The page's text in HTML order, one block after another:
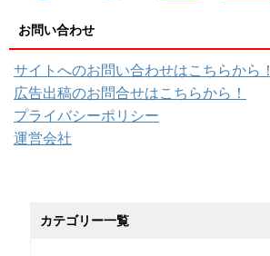
お問い合わせ
サイトへのお問い合わせはこちらから！
広告出稿のお問合せはこちらから！
プライバシーポリシー
運営会社
カテゴリー一覧